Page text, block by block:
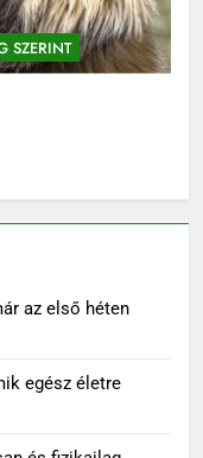
SZERINT
az első héten
egész életre